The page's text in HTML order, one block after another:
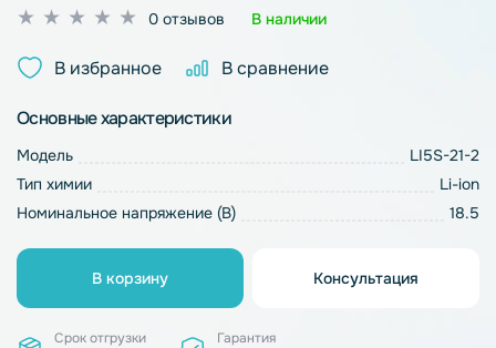
Оценка
из
0 отзывов В наличии
В избранное В сравнение
Основные характеристики
Модель
LI5S-21-2
Тип химии
Li-ion
Номинальное напряжение (В)
18.5
В корзину Консультация
Срок отгрузки Гарантия